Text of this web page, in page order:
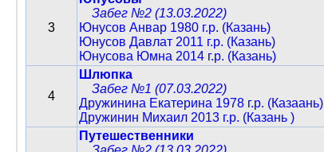
3
Забег №2 (13.03.2022)
Юнусов Анвар 1980 г.р. (Казань)
Юнусов Давлат 2011 г.р. (Казань)
Юнусова Юмна 2014 г.р. (Казань)
4
Шлюпка
Забег №1 (07.03.2022)
Дружинина Екатерина 1978 г.р. (Казаань)
Дружинин Михаил 2013 г.р. (Казань )
Путешественники